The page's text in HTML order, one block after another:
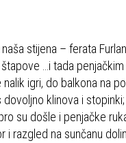
stijena – ferata
…i tada
igri, do balkona na
klinova i
su došle i penjačke
razgled na sunčanu